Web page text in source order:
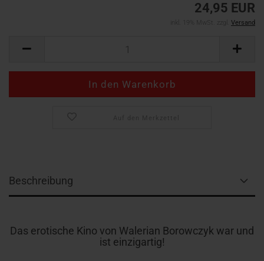
24,95 EUR
inkl. 19% MwSt. zzgl. Versand
Beschreibung
Das erotische Kino von Walerian Borowczyk war und
ist einzigartig!